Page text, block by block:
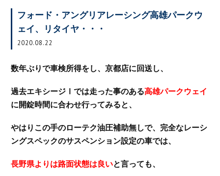
フォード・アングリアレーシング高雄パークウ
ェイ、リタイヤ・・・
2020.08.22
数年ぶりで車検所得をし、京都店に回送し、
過去エキシージⅠでは走った事のある高雄パークウェイ
に開錠時間に合わせ行ってみると、
やはりこの手のローテク油圧補助無しで、完全なレーシ
ングスペックのサスペンション設定の車では、
長野県よりは路面状態は良いと言っても、